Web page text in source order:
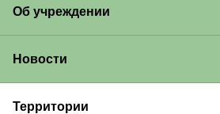
Об учреждении
Новости
Территории